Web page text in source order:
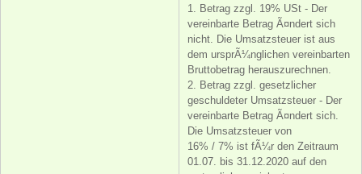
1. Betrag zzgl. 19% USt - Der
vereinbarte Betrag Ã¤ndert sich
nicht. Die Umsatzsteuer ist aus
dem ursprÃ¼nglichen vereinbarten
Bruttobetrag herauszurechnen.
2. Betrag zzgl. gesetzlicher
geschuldeter Umsatzsteuer - Der
vereinbarte Betrag Ã¤ndert sich.
Die Umsatzsteuer von
16% / 7% ist fÃ¼r den Zeitraum
01.07. bis 31.12.2020 auf den